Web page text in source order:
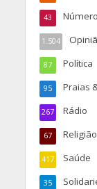
43
1.504
Política
87
Praias
95
Rádio
267
Religião
67
Saúde
417
35